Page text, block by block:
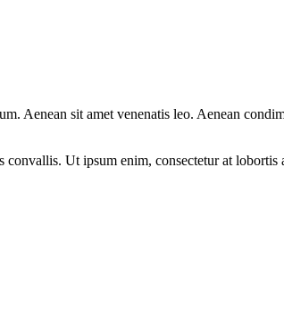
Aenean sit amet venenatis leo. Aenean
Ut ipsum enim, consectetur at lobortis